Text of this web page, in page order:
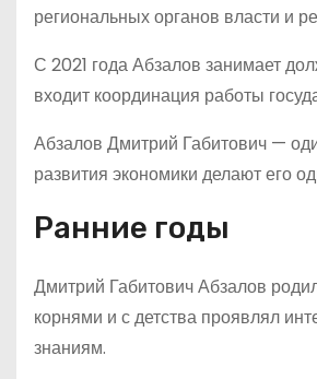
региональных органов власти и
С 2021 года Абзалов занимает
входит координация работы
Абзалов Дмитрий Габитович —
развития экономики делают его
Ранние годы
Дмитрий Габитович Абзалов
корнями и с детства проявлял
знаниям.